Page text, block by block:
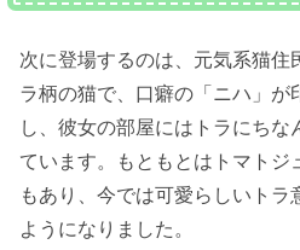
次に登場するのは、元気系猫住
ラ柄の猫で、口癖の「ニハ」が
し、彼女の部屋にはトラにち
ています。もともとはトマトジ
もあり、今では可愛らしいトラ
ようになりました。